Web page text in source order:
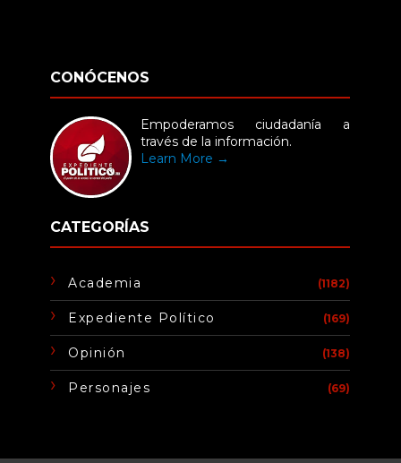
CONÓCENOS
Empoderamos ciudadanía a
través de la información.
Learn More →
CATEGORÍAS
Academia (1182)
Expediente Político (169)
Opinión (138)
Personajes (69)